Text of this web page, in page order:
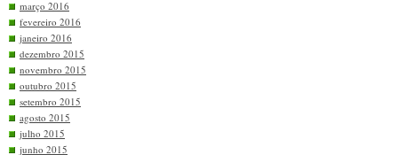
março 2016
fevereiro 2016
janeiro 2016
dezembro 2015
novembro 2015
outubro 2015
setembro 2015
agosto 2015
julho 2015
junho 2015